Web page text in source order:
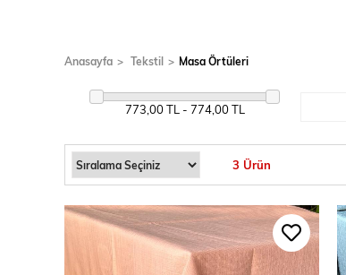
Anasayfa Tekstil Masa Örtüleri
773,00 TL - 774,00 TL
3 Ürün